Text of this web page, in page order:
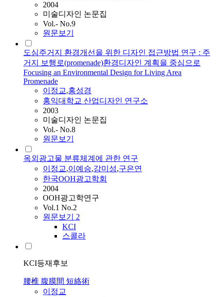
2004
미술디자인 논문집
Vol.- No.9
원문보기
도심주거지 환경개선을 위한 디자인 접근방법 연구 : 주
거지 보행로(promenade)환경디자인 계획을 중심으로
Focusing an Environmental Design for Living Area
Promenade
이정교,홍성경
홍익대학교 산업디자인 연구소
2003
미술디자인 논문집
Vol.- No.8
원문보기
옥외광고물 분류체계에 관한 연구
이정교,이예승,강미성,구은연
한국OOH광고학회
2004
OOH광고학연구
Vol.1 No.2
원문보기 2
KCI
스콜라
KCI등재후보
腰椎 腹膜間 短絡術
이정교